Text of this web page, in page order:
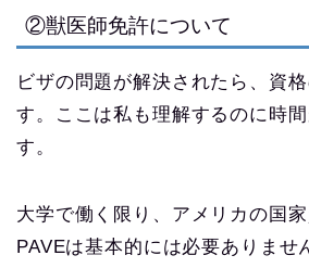
②獣医師免許について
ビザの問題が解決されたら、資
す。ここは私も理解するのに時
す。
大学で働く限り、アメリカの国
PAVEは基本的には必要ありませ